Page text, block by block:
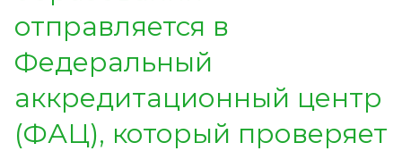
отправляется в
Федеральный
аккредитационный центр
(ФАЦ), который проверяет